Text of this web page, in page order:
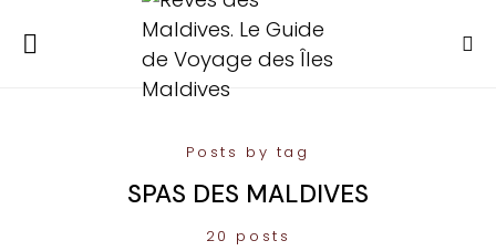
Posts by tag
SPAS DES MALDIVES
20 posts